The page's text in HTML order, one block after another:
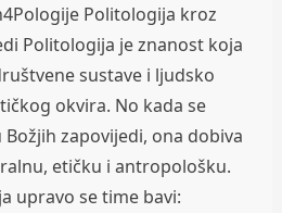
Politologija kroz
Politologija je znanost koja
sustave i ljudsko
okvira. No kada se
zapovijedi, ona dobiva
etičku i antropološku.
upravo se time bavi: